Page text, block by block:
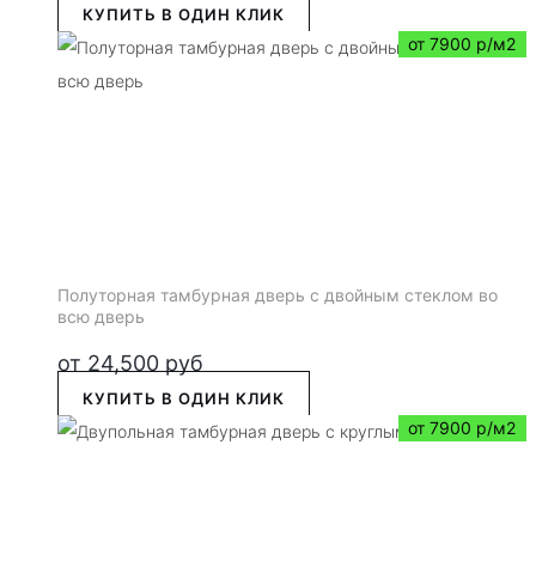
КУПИТЬ В ОДИН КЛИК
от 7900 р/м2
Полуторная тамбурная дверь с двойным стеклом во
всю дверь
от 24,500 руб
КУПИТЬ В ОДИН КЛИК
от 7900 р/м2